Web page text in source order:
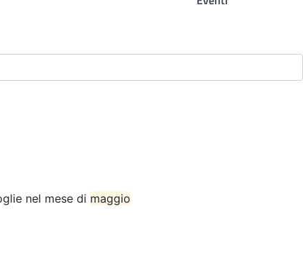
nel mese di maggio